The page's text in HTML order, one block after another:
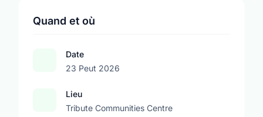
Quand et où
Date
23 Peut 2026
Lieu
Tribute Communities Centre